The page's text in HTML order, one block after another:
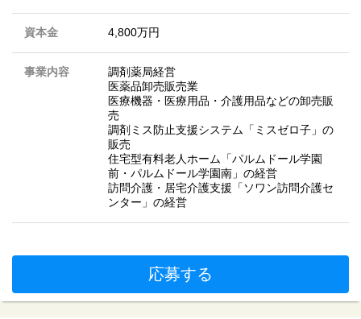
資本金 4,800万円
事業内容
調剤薬局経営
医薬品卸売販売業
医療機器・医療用品・介護用品などの卸売販
売
調剤ミス防止支援システム「ミスゼロ子」の
販売
住宅型有料老人ホーム「パルムドール学園
前・パルムドール学園南」の経営
訪問介護・居宅介護支援「ソワン訪問介護セ
ンター」の経営
応募する